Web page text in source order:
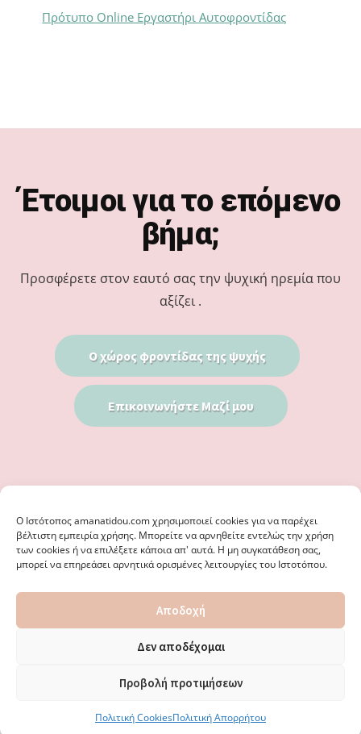
Ο Iστότοπος amanatidou.com χρησιμοποιεί cookies για να παρέχει
βέλτιστη εμπειρία χρήσης. Μπορείτε να αρνηθείτε εντελώς την χρήση
των cookies ή να επιλέξετε κάποια απ' αυτά. Η μη συγκατάθεση σας,
μπορεί να επηρεάσει αρνητικά ορισμένες λειτουργίες του Ιστοτόπου.
Αποδοχή
Δεν αποδέχομαι
Προβολή προτιμήσεων
Πολιτική CookiesΠολιτική Απορρήτου
Πρότυπο Online Εργαστήρι Αυτοφροντίδας
Έτοιμοι για το επόμενο
βήμα;
Προσφέρετε στον εαυτό σας την ψυχική ηρεμία που
αξίζει .
Ο χώρος φροντίδας της ψυχής
Επικοινωνήστε Μαζί μου
ΘΕΣΣΑΛΟΝΊΚΗ - ΕΙΔΙΚΌΣ ΣΤΗ ΓΝΩΣΤΙΚΉ ΣΥΜΠΕΡΙΦΟΡΙΚΉ
ΨΥΧΟΘΕΡΑΠΕΊΑ, ΜΕΤΑΜΟΡΦΏΣΕΩΣ 36 & ΚΟΤΥΏΡΩΝ 38, ΚΑΛΑΜΑΡΙΆ
ΘΕΣΣΑΛΟΝΊΚΗ · ΚΑΤΑΣΚΕΥΉ ΑΠΌWEBERIENCE
ΔΙΕΥΘΎΝΣΕΩΝ ΚΑΙ ΑΛΛΑΓΏΝ. · ΑΠΑΓΟΡΕΎΕΤΑΙ ΑΥΣΤΗΡΆ Η